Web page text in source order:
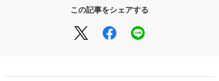
この記事をシェアする